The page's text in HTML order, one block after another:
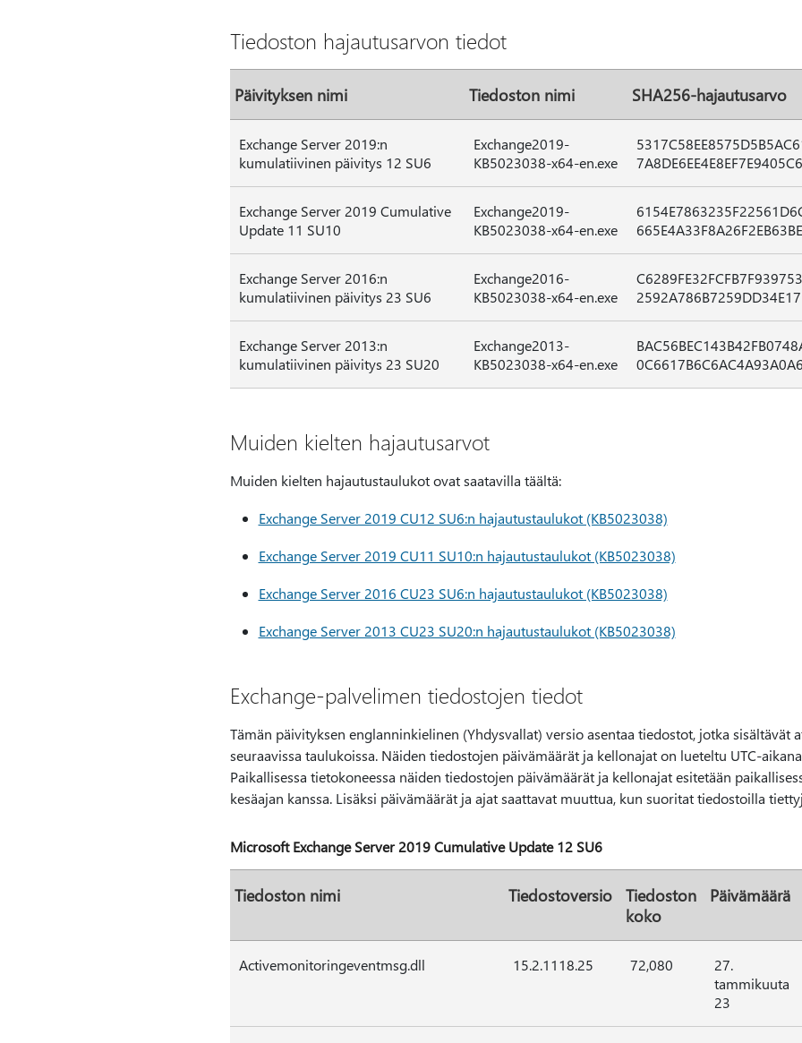
Tiedoston hajautusarvon tiedot
Päivityksen nimi Tiedoston nimi SHA256-hajautusarvo
Exchange Server 2019:n
kumulatiivinen päivitys 12 SU6
Exchange2019-
KB5023038-x64-en.exe
Exchange Server 2019 Cumulative
Update 11 SU10
Exchange2019-
KB5023038-x64-en.exe
Exchange Server 2016:n
kumulatiivinen päivitys 23 SU6
Exchange2016-
KB5023038-x64-en.exe
Exchange Server 2013:n
kumulatiivinen päivitys 23 SU20
Exchange2013-
KB5023038-x64-en.exe
Muiden kielten hajautusarvot
Muiden kielten hajautustaulukot ovat saatavilla täältä:
Exchange Server 2019 CU12 SU6:n hajautustaulukot (KB5023038)
Exchange Server 2019 CU11 SU10:n hajautustaulukot (KB5023038)
Exchange Server 2016 CU23 SU6:n hajautustaulukot (KB5023038)
Exchange Server 2013 CU23 SU20:n hajautustaulukot (KB5023038)
Exchange-palvelimen tiedostojen tiedot
Tämän päivityksen englanninkielinen (Yhdysvallat) versio asentaa tiedostot, jotka sisältävät
seuraavissa taulukoissa. Näiden tiedostojen päivämäärät ja kellonajat on lueteltu UTC-
Paikallisessa tietokoneessa näiden tiedostojen päivämäärät ja kellonajat esitetään
kesäajan kanssa. Lisäksi päivämäärät ja ajat saattavat muuttua, kun suoritat tiedostoilla
Microsoft Exchange Server 2019 Cumulative Update 12 SU6
Tiedoston nimi Tiedostoversio
Tiedoston
koko
Päivämäärä
Activemonitoringeventmsg.dll 15.2.1118.25 72,080
27.
tammikuuta
23